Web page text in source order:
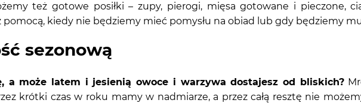
też gotowe posiłki – zupy, pierogi, mięsa gotowane i pieczone,
pomocą, kiedy nie będziemy mieć pomysłu na obiad lub gdy będziemy
sezonową
a może latem i jesienią owoce i warzywa dostajesz od bliskich?
krótki czas w roku mamy w nadmiarze, a przez całą resztę nie